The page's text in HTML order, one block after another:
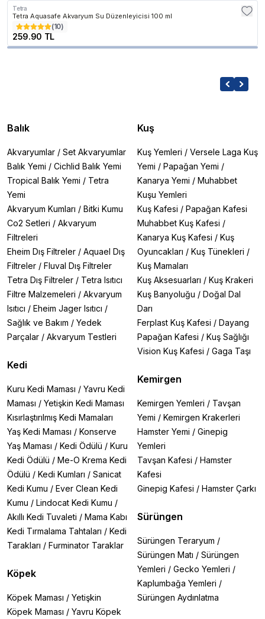
Tetra
Tetra Aquasafe Akvaryum Su Düzenleyicisi 100 ml
(10)
259.90 TL
Balık
Akvaryumlar / Set Akvaryumlar
Balık Yemi / Cichlid Balık Yemi
Tropical Balık Yemi / Tetra
Yemi
Akvaryum Kumları / Bitki Kumu
Co2 Setleri / Akvaryum
Filtreleri
Eheim Dış Filtreler / Aquael Dış
Filtreler / Fluval Dış Filtreler
Tetra Dış Filtreler / Tetra Isıtıcı
Filtre Malzemeleri / Akvaryum
Isıtıcı / Eheim Jager Isıtıcı /
Sağlık ve Bakım / Yedek
Parçalar / Akvaryum Testleri
Kedi
Kuru Kedi Maması / Yavru Kedi
Maması / Yetişkin Kedi Maması
Kısırlaştırılmış Kedi Mamaları
Yaş Kedi Maması / Konserve
Yaş Maması / Kedi Ödülü / Kuru
Kedi Ödülü / Me-O Krema Kedi
Ödülü / Kedi Kumları / Sanicat
Kedi Kumu / Ever Clean Kedi
Kumu / Lindocat Kedi Kumu /
Akıllı Kedi Tuvaleti / Mama Kabı
Kedi Tırmalama Tahtaları / Kedi
Tarakları / Furminator Taraklar
Köpek
Köpek Maması / Yetişkin
Köpek Maması / Yavru Köpek
Kuş
Kuş Yemleri / Versele Laga Kuş
Yemi / Papağan Yemi /
Kanarya Yemi / Muhabbet
Kuşu Yemleri
Kuş Kafesi / Papağan Kafesi
Muhabbet Kuş Kafesi /
Kanarya Kuş Kafesi / Kuş
Oyuncakları / Kuş Tünekleri /
Kuş Mamaları
Kuş Aksesuarları / Kuş Krakeri
Kuş Banyoluğu / Doğal Dal
Darı
Ferplast Kuş Kafesi / Dayang
Papağan Kafesi / Kuş Sağlığı
Vision Kuş Kafesi / Gaga Taşı
Kemirgen
Kemirgen Yemleri / Tavşan
Yemi / Kemirgen Krakerleri
Hamster Yemi / Ginepig
Yemleri
Tavşan Kafesi / Hamster
Kafesi
Ginepig Kafesi / Hamster Çarkı
Sürüngen
Sürüngen Teraryum /
Sürüngen Matı / Sürüngen
Yemleri / Gecko Yemleri /
Kaplumbağa Yemleri /
Sürüngen Aydınlatma